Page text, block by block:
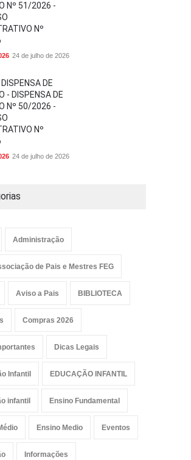
Nº 51/2026 -
Nº
24 de julho de 2026
DE
- DISPENSA DE
Nº 50/2026 -
Nº
24 de julho de 2026
Administração
de Pais e Mestres FEG
Aviso a Pais BIBLIOTECA
Compras 2026
Dicas Legais
Infantil EDUCAÇÃO INFANTIL
infantil Ensino Fundamental
Ensino Medio Eventos
Informações